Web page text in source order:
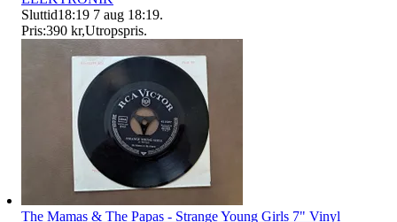
Sluttid18:19 7 aug 18:19.
Pris:390 kr,Utropspris.
The Mamas & The Papas - Strange Young Girls 7" Vinyl